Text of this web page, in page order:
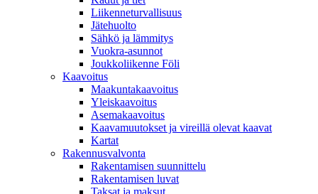
Liikenneturvallisuus
Jätehuolto
Sähkö ja lämmitys
Vuokra-asunnot
Joukkoliikenne Föli
Kaavoitus
Maakuntakaavoitus
Yleiskaavoitus
Asemakaavoitus
Kaavamuutokset ja vireillä olevat kaavat
Kartat
Rakennusvalvonta
Rakentamisen suunnittelu
Rakentamisen luvat
Taksat ja maksut